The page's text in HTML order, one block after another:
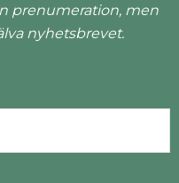
prenumeration, men
nyhetsbrevet.